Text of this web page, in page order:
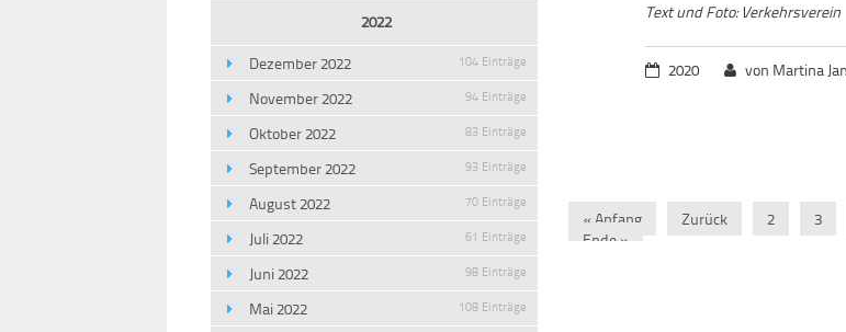
Text und Foto: Verkehrsverein
2020 von Martina
« Anfang Zurück 2 3
Ende »
2022
Dezember 2022
104 Einträge
November 2022 94 Einträge
Oktober 2022 83 Einträge
September 2022 93 Einträge
August 2022 70 Einträge
Juli 2022 61 Einträge
Juni 2022 98 Einträge
Mai 2022 108 Einträge